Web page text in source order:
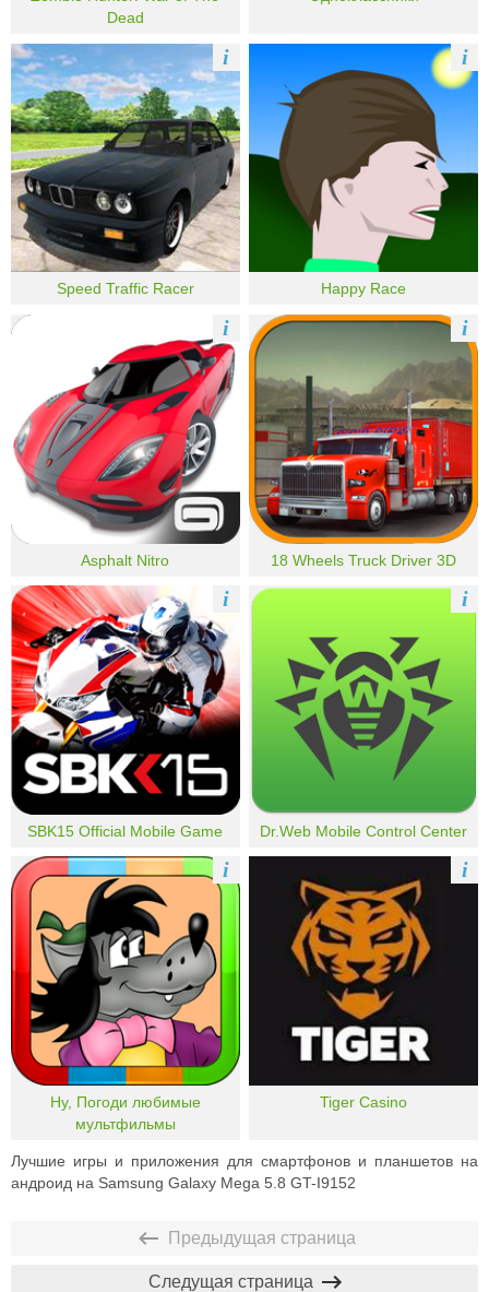
Dead
Speed Traffic Racer
i
Happy Race
i
Asphalt Nitro
i
18 Wheels Truck Driver 3D
i
SBK15 Official Mobile Game
i
Dr.Web Mobile Control Center
i
Ну, Погоди любимые
мультфильмы
i
Tiger Casino
i
Лучшие игры и приложения для смартфонов и планшетов на
андроид на Samsung Galaxy Mega 5.8 GT-I9152
Предыдущая страница
Следущая страница